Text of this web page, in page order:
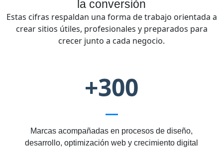
la conversión
Estas cifras respaldan una forma de trabajo orientada a
crear sitios útiles, profesionales y preparados para
crecer junto a cada negocio.
+300
Marcas acompañadas en procesos de diseño,
desarrollo, optimización web y crecimiento digital